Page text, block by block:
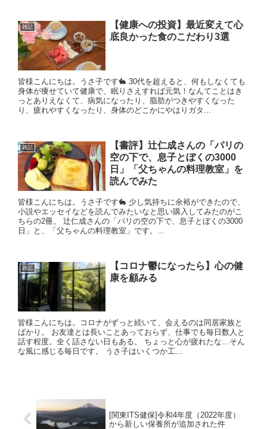
雑記
【健康への投資】最近変えて心
底良かった食のこだわり3選
皆様こんにちは。うさ子です🐇 30代を超えると、何もしなくても
身体が痩せていて健康で、眠りさえすれば元気！なんてことはき
っとありえなくて、病気になったり、脂肪がつきやすくなった
り、疲れやすくなったり、身体のどこかにやはりガタ...
雑記
【書評】辻仁成さんの「パリの
空の下で、息子とぼくの3000
日」「父ちゃんの料理教室」を
読んでみた
皆様こんにちは。うさ子です🐇 少し気持ちに余裕ができたので、
小説やエッセイなどを読んでみたいなと思い購入してみたのがこ
ちらの2冊。 辻仁成さんの「パリの空の下で、息子とぼくの3000
日」と、「父ちゃんの料理教室」です。...
雑記
【コロナ鬱になったら】心の健
康を顧みる
皆様こんにちは。コロナがずっと続いて、会えるのは同居家族と
ばかり。 お友達とは長いことあっておらず、仕事でも毎日数人と
話す程度。全く話さない日もある。 ちょっと心が疲れたな…そん
な風に感じる毎日です。 うさ子はいくつか工...
[関東ITS健保]令和4年度（2022年度）
から新しい保養所が追加された件